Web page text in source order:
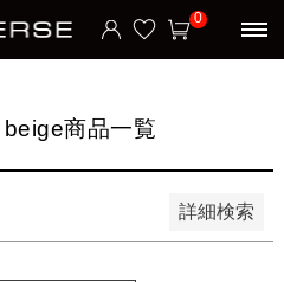
0
商品一覧
詳細検索